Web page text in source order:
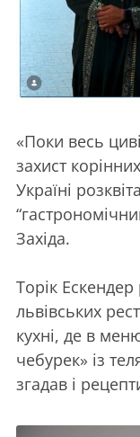
«Поки весь
захист
Україні
Західа.
Торік
львівських
кухні, де в
чебурек» із
згадав і